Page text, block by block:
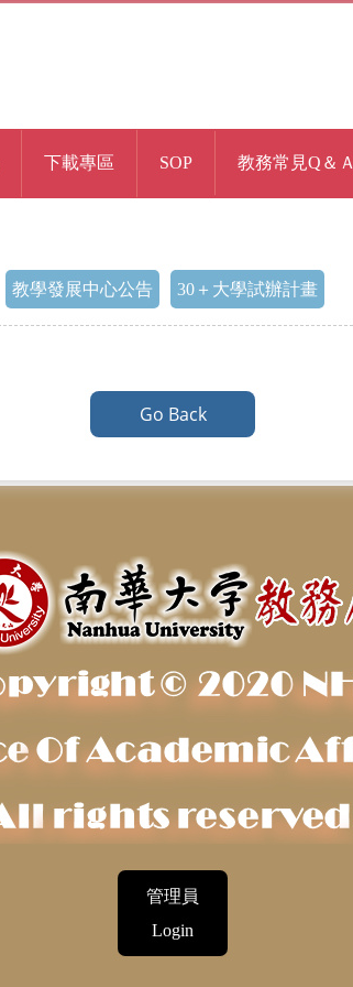
教學發展中心公告 30＋大學試辦計畫
Go Back
下載專區 SOP 教務常見Q＆Ａ
管理員
Login